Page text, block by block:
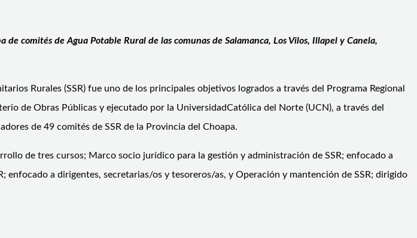
comités de Agua Potable Rural de las comunas de Salamanca, Los Vilos, Illapel y Canela,
Rurales (SSR) fue uno de los principales objetivos logrados a través del Programa Regional
de Obras Públicas y ejecutado por la UniversidadCatólica del Norte (UCN), a través del
de 49 comités de SSR de la Provincia del Choapa.
de tres cursos; Marco socio jurídico para la gestión y administración de SSR; enfocado a
a dirigentes, secretarias/os y tesoreros/as, y Operación y mantención de SSR; dirigido